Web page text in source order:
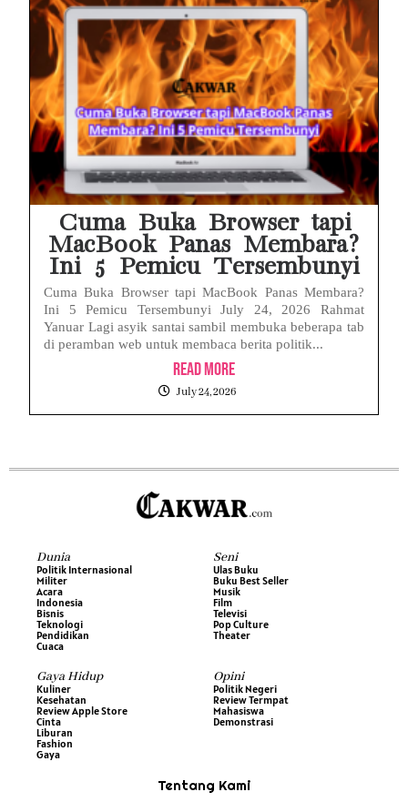
Cuma Buka Browser tapi
MacBook Panas Membara?
Ini 5 Pemicu Tersembunyi
Cuma Buka Browser tapi MacBook Panas Membara?
Ini 5 Pemicu Tersembunyi July 24, 2026 Rahmat
Yanuar Lagi asyik santai sambil membuka beberapa tab
di peramban web untuk membaca berita politik...
Read More
July 24, 2026
Dunia
Politik Internasional
Militer
Acara
Indonesia
Bisnis
Teknologi
Pendidikan
Cuaca
Seni
Ulas Buku
Buku Best Seller
Musik
Film
Televisi
Pop Culture
Theater
Gaya Hidup
Kuliner
Kesehatan
Review Apple Store
Cinta
Liburan
Fashion
Gaya
Opini
Politik Negeri
Review Termpat
Mahasiswa
Demonstrasi
Tentang Kami